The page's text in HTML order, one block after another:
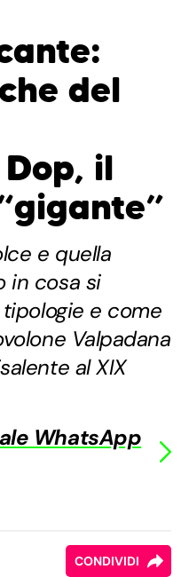
del
il
e quella
in cosa si
e come
Valpadana
al XIX
WhatsApp
CONDIVIDI